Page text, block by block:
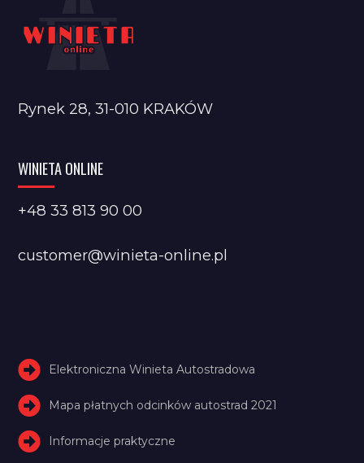
Rynek 28, 31-010 KRAKÓW
WINIETA ONLINE
+48 33 813 90 00
customer@winieta-online.pl
Elektroniczna Winieta Autostradowa
Mapa płatnych odcinków autostrad 2021
Informacje praktyczne